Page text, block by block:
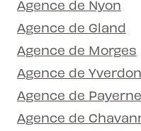
Agence de Nyon
Agence de Gland
Agence de Morges
Agence de
Agence de Payerne
Agence de